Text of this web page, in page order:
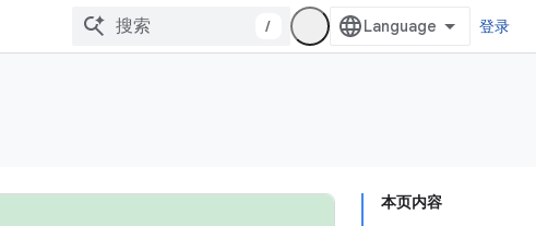
/ 登录
本页内容